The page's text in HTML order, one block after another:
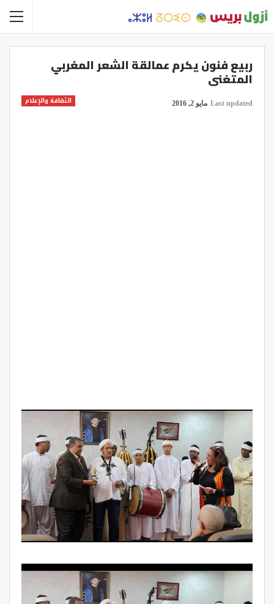
ربيع فنون يكرم عمالقة الشعر المغربي
المتغنى
الثقافة والإعلام Last updated مايو 2, 2016